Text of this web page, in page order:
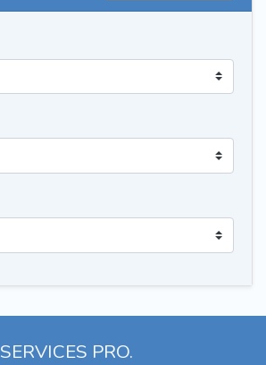
SERVICES PRO.